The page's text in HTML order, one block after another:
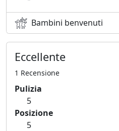
Bambini benvenuti
Eccellente
1 Recensione
Pulizia
5
Posizione
5